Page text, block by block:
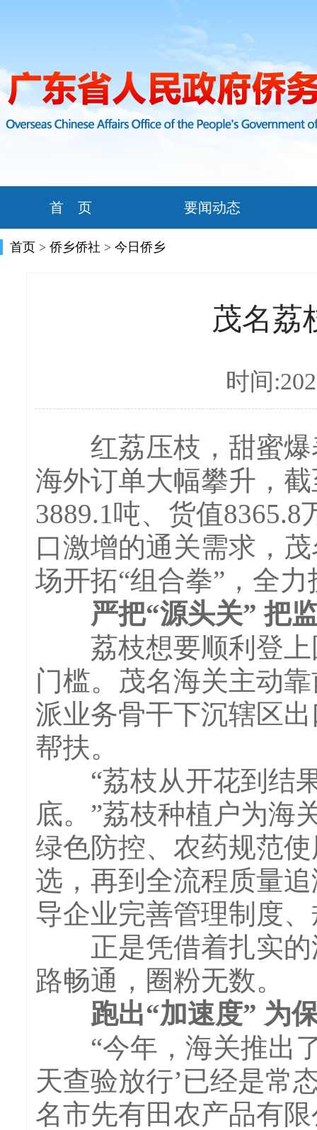
首 页 要闻动态
首页 > 侨乡侨社 > 今日侨乡
茂名荔
时间
红荔压枝，甜蜜爆
海外订单大幅攀升，
3889.1吨、货值
口激增的通关需求，
场开拓“组合拳”，全
严把“源头关” 把监
荔枝想要顺利登上
门槛。茂名海关主动
派业务骨干下沉辖区
帮扶。
“荔枝从开花到结果
底。”荔枝种植户为海
绿色防控、农药规范
选，再到全流程质量
导企业完善管理制度
正是凭借着扎实的
路畅通，圈粉无数。
跑出“加速度” 为保
“今年，海关推出了
天查验放行’已经是常
名市先有田农产品